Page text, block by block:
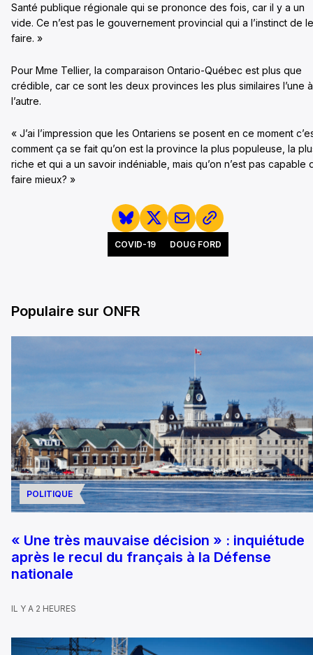
Santé publique régionale qui se prononce des fois, car il y a un
vide. Ce n’est pas le gouvernement provincial qui a l’instinct de le
faire. »
Pour Mme Tellier, la comparaison Ontario-Québec est plus que
crédible, car ce sont les deux provinces les plus similaires l’une à
l’autre.
« J’ai l’impression que les Ontariens se posent en ce moment
comment ça se fait qu’on est la province la plus populeuse, la
riche et qui a un savoir indéniable, mais qu’on n’est pas capable
faire mieux? »
COVID-19 DOUG FORD
Populaire sur ONFR
POLITIQUE
« Une très mauvaise décision » : inquiétude
après le recul du français à la Défense
nationale
IL Y A 2 HEURES